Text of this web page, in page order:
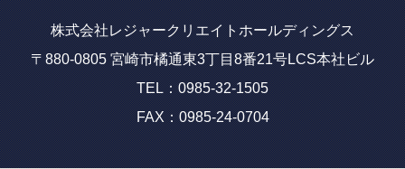
株式会社レジャークリエイトホールディングス
〒880-0805 宮崎市橘通東3丁目8番21号LCS本社ビル
TEL：0985-32-1505
FAX：0985-24-0704